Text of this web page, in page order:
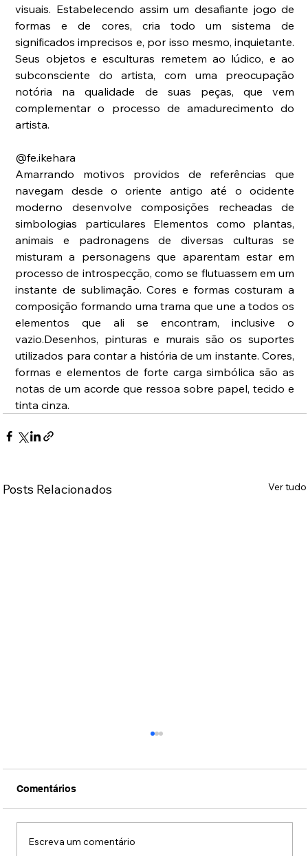
visuais. Estabelecendo assim um desafiante jogo de
formas e de cores, cria todo um sistema de
significados imprecisos e, por isso mesmo, inquietante.
Seus objetos e esculturas remetem ao lúdico, e ao
subconsciente do artista, com uma preocupação
notória na qualidade de suas peças, que vem
complementar o processo de amadurecimento do
artista.
@fe.ikehara
Amarrando motivos providos de referências que
navegam desde o oriente antigo até o ocidente
moderno desenvolve composições recheadas de
simbologias particulares Elementos como plantas,
animais e padronagens de diversas culturas se
misturam a personagens que aparentam estar em
processo de introspecção, como se flutuassem em um
instante de sublimação. Cores e formas costuram a
composição formando uma trama que une a todos os
elementos que ali se encontram, inclusive o
vazio.Desenhos, pinturas e murais são os suportes
utilizados para contar a história de um instante. Cores,
formas e elementos de forte carga simbólica são as
notas de um acorde que ressoa sobre papel, tecido e
tinta cinza.
Posts Relacionados Ver tudo
Comentários
Escreva um comentário